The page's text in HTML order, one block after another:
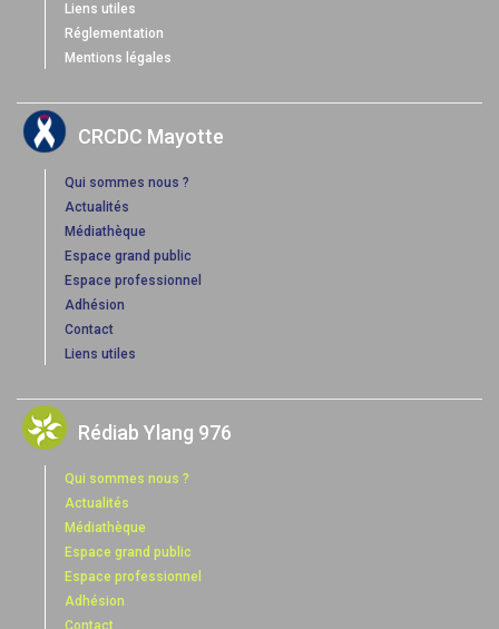
Liens utiles
Réglementation
Mentions légales
CRCDC Mayotte
Qui sommes nous ?
Actualités
Médiathèque
Espace grand public
Espace professionnel
Adhésion
Contact
Liens utiles
Rédiab Ylang 976
Qui sommes nous ?
Actualités
Médiathèque
Espace grand public
Espace professionnel
Adhésion
Contact